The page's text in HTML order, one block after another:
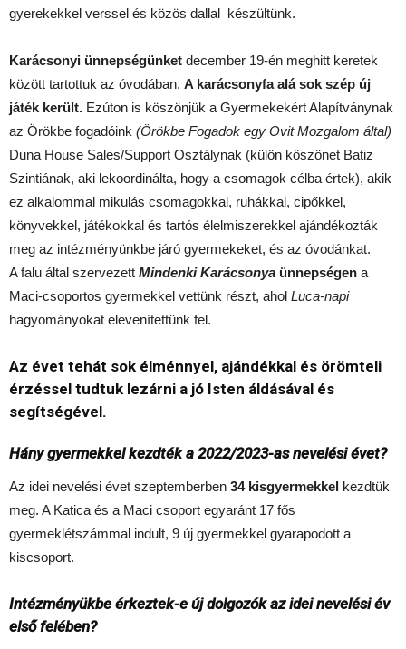
gyerekekkel verssel és közös dallal készültünk.
Karácsonyi ünnepségünket december 19-én meghitt keretek
között tartottuk az óvodában. A karácsonyfa alá sok szép új
játék került. Ezúton is köszönjük a Gyermekekért Alapítványnak
az Örökbe fogadóink (Örökbe Fogadok egy Ovit Mozgalom által)
Duna House Sales/Support Osztálynak (külön köszönet Batiz
Szintiának, aki lekoordinálta, hogy a csomagok célba értek), akik
ez alkalommal mikulás csomagokkal, ruhákkal, cipőkkel,
könyvekkel, játékokkal és tartós élelmiszerekkel ajándékozták
meg az intézményünkbe járó gyermekeket, és az óvodánkat.
A falu által szervezett Mindenki Karácsonya ünnepségen a
Maci-csoportos gyermekkel vettünk részt, ahol Luca-napi
hagyományokat elevenítettünk fel.
Az évet tehát sok élménnyel, ajándékkal és örömteli
érzéssel tudtuk lezárni a jó Isten áldásával és
segítségével.
Hány gyermekkel kezdték a 2022/2023-as nevelési évet?
Az idei nevelési évet szeptemberben 34 kisgyermekkel kezdtük
meg. A Katica és a Maci csoport egyaránt 17 fős
gyermeklétszámmal indult, 9 új gyermekkel gyarapodott a
kiscsoport.
Intézményükbe érkeztek-e új dolgozók az idei nevelési év
első felében?